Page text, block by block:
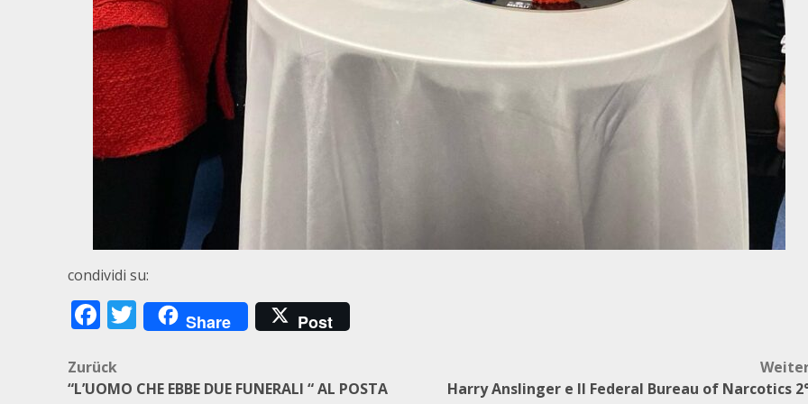
condividi su:
Facebook
Twitter
Share Post
Beitragsnavigation
Zurück
“L’UOMO CHE EBBE DUE FUNERALI “ AL POSTA
Harry Anslinger e Il Federal Bureau of Narcotics